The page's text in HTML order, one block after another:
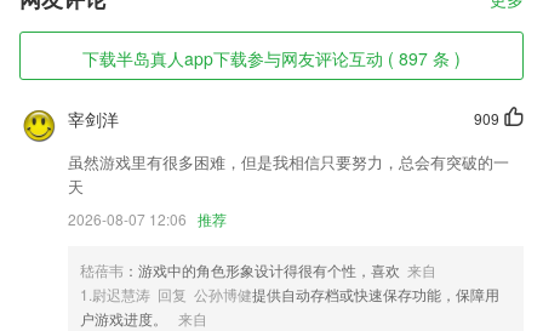
探索，无需畏惧任何的情况。
半岛真人app下载软件特色
1,专业口语，外教交流无国界；
2,快速扫描出在后台潜伏运行的各种应用、服务。
3,初级会计职称软件2022(改名为初级会计职称随身学)基金从业随身学ap
p对啊课堂官方版考研英语君app对啊会计职称对题库手机版金融考试帮a
pp对啊金融帮app对啊cma考试随身学手机版会计帮初级会计app会计对
题库app对啊人力资源经济师随身学app设计君appcfa随身学app对啊网课
版证券从业随身学ios版
4,学生学情尽在“掌”握
下载半岛真人app下载参与网友评论互动 ( 897 条 )
909
宰剑洋
虽然游戏里有很多困难，但是我相信只要努力，总会有突破的一
天
2026-08-07 12:06 推荐
嵇蓓韦 ：游戏中的角色形象设计得很有个性，喜欢 来自
1.尉迟慧涛 回复 公孙博健提供自动存档或快速保存功能，保障用
户游戏进度。
来自